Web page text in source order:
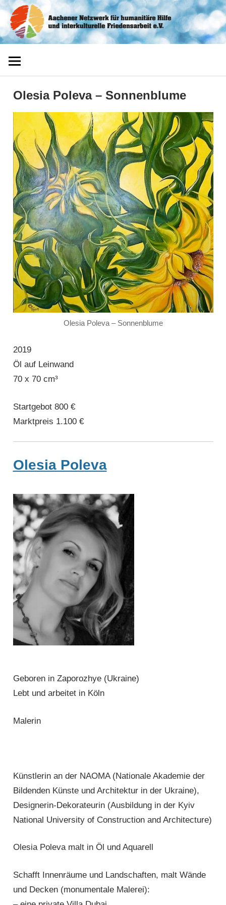
Zum
Inhalt
springen
Aachener
Netzwerk
Olesia Poleva – Sonnenblume
Olesia Poleva – Sonnenblume
2019
Öl auf Leinwand
70 x 70 cm³
Startgebot 800 €
Marktpreis 1.100 €
Olesia Poleva
Geboren in Zaporozhye (Ukraine)
Lebt und arbeitet in Köln
Malerin
Künstlerin an der NAOMA (Nationale Akademie der
Bildenden Künste und Architektur in der Ukraine),
Designerin-Dekorateurin (Ausbildung in der Kyiv
National University of Construction and Architecture)
Olesia Poleva malt in Öl und Aquarell
Schafft Innenräume und Landschaften, malt Wände
und Decken (monumentale Malerei):